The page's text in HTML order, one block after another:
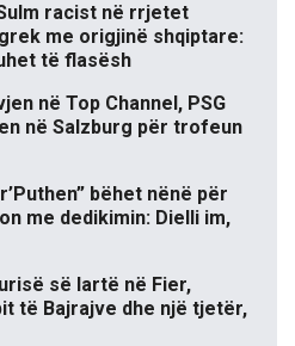
racist në rrjetet
me origjinë shqiptare:
të flasësh
në Top Channel, PSG
në Salzburg për trofeun
bëhet nënë për
me dedikimin: Dielli im,
së lartë në Fier,
të Bajrajve dhe një tjetër,